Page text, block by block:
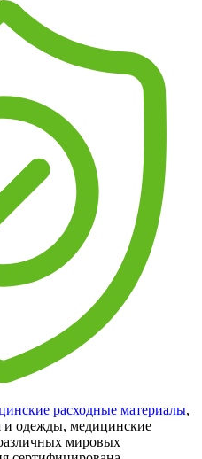
расходные материалы,
и одежды, медицинские
мировых